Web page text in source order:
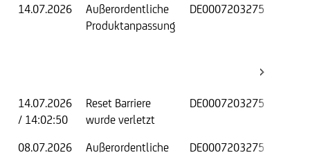
14.07.2026
Außerordentliche
Produktanpassung
DE0007203275
14.07.2026
/ 14:02:50
Reset Barriere
wurde verletzt
DE0007203275
08.07.2026
Außerordentliche
DE0007203275